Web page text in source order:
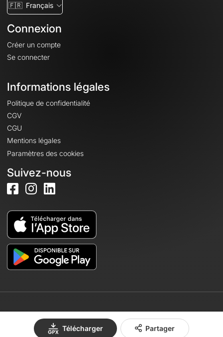
Télécharger Partager
🇫🇷 Français
Connexion
Créer un compte
Se connecter
Informations légales
Politique de confidentialité
CGV
CGU
Mentions légales
Paramètres des cookies
Suivez-nous
© 2026 OpenRunner - Version 7.31.3